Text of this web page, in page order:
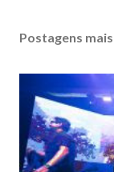
Postagens